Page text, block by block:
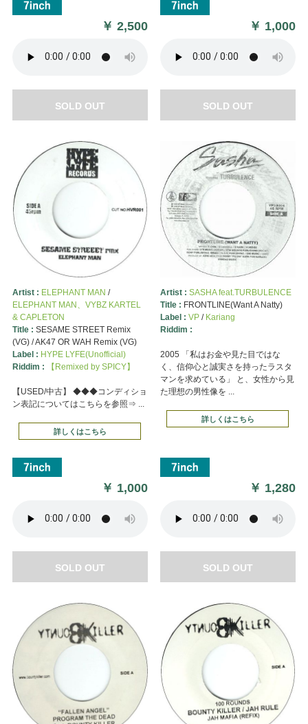
￥2,500
SOLD OUT
￥ 1,000
SOLD OUT
Artist : ELEPHANT MAN /
ELEPHANT MAN、VYBZ KARTEL
& CAPLETON
Title : SESAME STREET Remix
(VG) / AK47 OR WAH Remix (VG)
Label : HYPE LYFE(Unofficial)
Riddim :
【Remixed by SPICY】
【USED/中古】 ◆◆◆コンディショ
ン表記についてはこちらを参照⇒ ...
詳しくはこちら
￥ 1,000
SOLD OUT
Artist : SASHA feat.TURBULENCE
Title : FRONTLINE(Want A Natty)
Label : VP/ Kariang
Riddim :
2005 「私はお金や見た目ではな
く、信仰心と誠実さを持ったラスタ
マンを求めている」 と、女性から見
た理想の男性像を ...
詳しくはこちら
￥ 1,280
SOLD OUT